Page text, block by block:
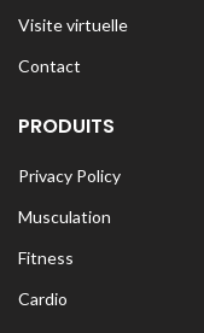
Visite virtuelle
Contact
PRODUITS
Privacy Policy
Musculation
Fitness
Cardio